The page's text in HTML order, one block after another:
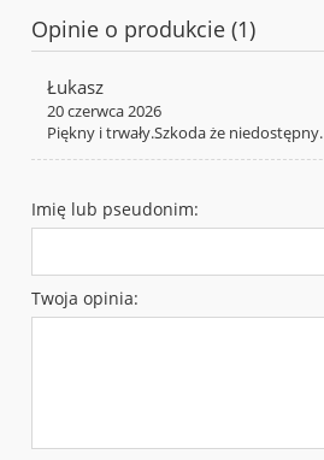
Opinie o produkcie (1)
Łukasz
20 czerwca 2026
Piękny i trwały.Szkoda że niedostępny.
Imię lub pseudonim:
Twoja opinia: